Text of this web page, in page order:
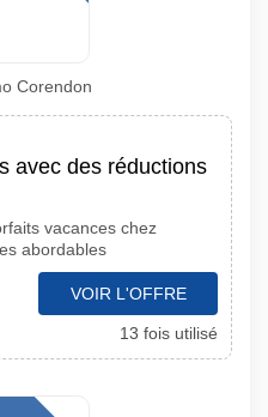
Corendon
avec des réductions
vacances chez
abordables
VOIR L'OFFRE
13 fois utilisé